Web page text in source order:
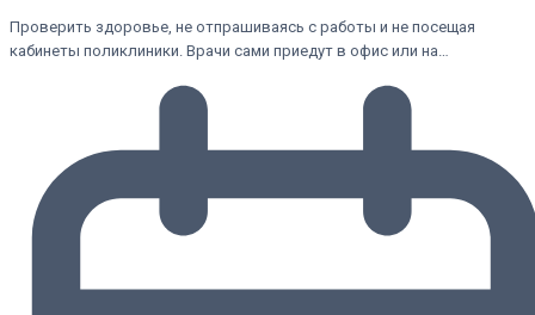
Проверить здоровье, не отпрашиваясь с работы и не посещая
кабинеты поликлиники. Врачи сами приедут в офис или на…